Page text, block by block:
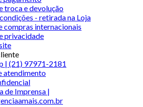
troca e devolução
- retirada na Loja
compras internacionais
privacidade
| (21) 97971-2181
atendimento
de Imprensa |